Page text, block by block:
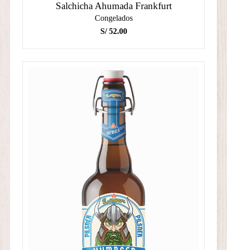
Salchicha Ahumada Frankfurt
Congelados
S/52.00